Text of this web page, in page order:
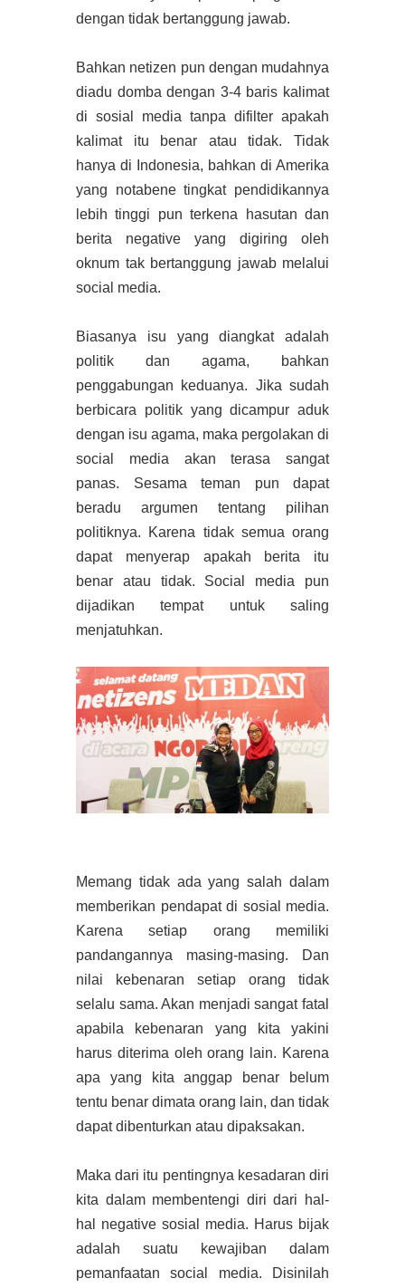
dengan tidak bertanggung jawab.
Bahkan netizen pun dengan mudahnya
diadu domba dengan 3-4 baris kalimat
di sosial media tanpa difilter apakah
kalimat itu benar atau tidak. Tidak
hanya di Indonesia, bahkan di Amerika
yang notabene tingkat pendidikannya
lebih tinggi pun terkena hasutan dan
berita negative yang digiring oleh
oknum tak bertanggung jawab melalui
social media.
Biasanya isu yang diangkat adalah
politik dan agama, bahkan
penggabungan keduanya. Jika sudah
berbicara politik yang dicampur aduk
dengan isu agama, maka pergolakan di
social media akan terasa sangat
panas. Sesama teman pun dapat
beradu argumen tentang pilihan
politiknya. Karena tidak semua orang
dapat menyerap apakah berita itu
benar atau tidak. Social media pun
dijadikan tempat untuk saling
menjatuhkan.
Memang tidak ada yang salah dalam
memberikan pendapat di sosial media.
Karena setiap orang memiliki
pandangannya masing-masing. Dan
nilai kebenaran setiap orang tidak
selalu sama. Akan menjadi sangat fatal
apabila kebenaran yang kita yakini
harus diterima oleh orang lain. Karena
apa yang kita anggap benar belum
tentu benar dimata orang lain, dan tidak
dapat dibenturkan atau dipaksakan.
Maka dari itu pentingnya kesadaran diri
kita dalam membentengi diri dari hal-
hal negative sosial media. Harus bijak
adalah suatu kewajiban dalam
pemanfaatan social media. Disinilah